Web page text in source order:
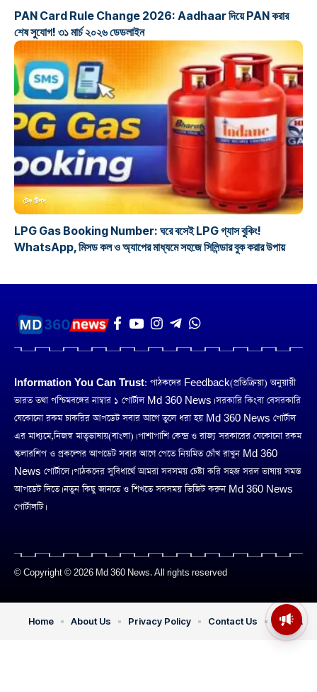
PAN Card Rule Change 2026: Aadhaar দিয়ে PAN করার
শেষ সুযোগ! ৩১ মার্চ ২০২৬ ডেডলাইন
টেক টিপস
LPG Gas Booking Number: ঘরে বসেই LPG গ্যাস বুকিং!
WhatsApp, মিসড কল ও অ্যাপের মাধ্যমে সহজে সিলিন্ডার বুক করার উপায়
Information You Can Trust: পাঠকদের Feedback(প্রতিক্রিয়া) অনুয়ায়ী
ভারত তথা পশ্চিমবঙ্গের নাম্বার ১ পোর্টাল Md 360 News। সরকারি কিংবা বেসরকারি
যেকোনো রকম চাকরির আপডেট সবার আগে তুলে ধরা হয় Md 360 News পোর্টাল
এর মাধ্যমে,নিজস্ব মাতৃভাষায়(বাংলা)। পাশাপাশি কেন্দ্র ও রাজ্য সরকারের যেকোনো রকম
স্কলারশিপ ও প্রকল্পের আপডেট সবার আগে পেতে নিয়মিত চোঁখ রাখুন Md 360
News পোর্টালে। পাঠকদের সুবিধার্থে আমরা সবসময় চেষ্টা করি সহজ সরল ভাষায় সমস্ত
আপডেট দিতে। নতুন কিছু জানতে ও শিখতে সবসময় ভিজিট করুন Md 360 News
পোর্টালটি।
© Copyright © 2026 Md 360 News. All rights reserved
Home About Us Privacy Policy Contact Us DMCA
ডিজিপির কাছে জবাব চাইলেন নওশাদ